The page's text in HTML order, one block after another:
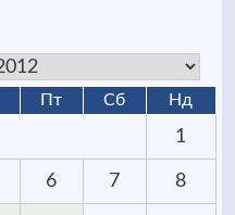
Пт Сб Нд
1
6 7 8